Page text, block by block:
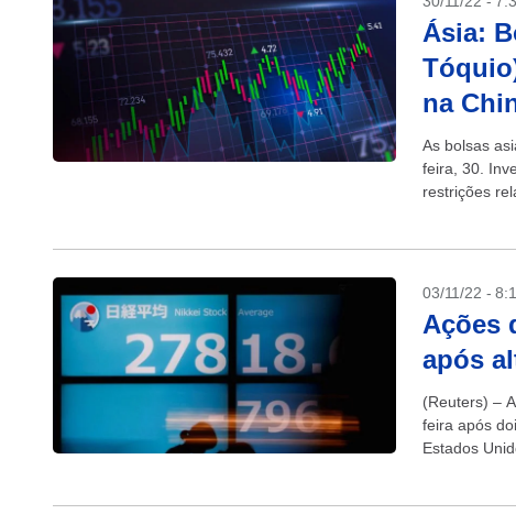
Ásia:
na
As bolsas
feira, 30.
restrições
03/11/22 -
Ações
após
(Reuters) –
feira após
Estados